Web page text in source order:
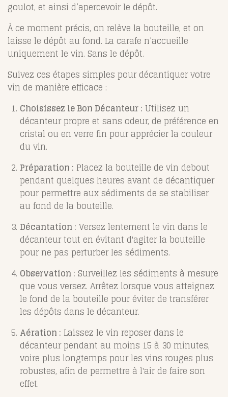
goulot, et ainsi d’apercevoir le dépôt.
À ce moment précis, on relève la bouteille, et on
laisse le dépôt au fond. La carafe n’accueille
uniquement le vin. Sans le dépôt.
Suivez ces étapes simples pour décantiquer votre
vin de manière efficace :
Choisissez le Bon Décanteur : Utilisez un
décanteur propre et sans odeur, de préférence en
cristal ou en verre fin pour apprécier la couleur
du vin.
Préparation : Placez la bouteille de vin debout
pendant quelques heures avant de décantiquer
pour permettre aux sédiments de se stabiliser
au fond de la bouteille.
Décantation : Versez lentement le vin dans le
décanteur tout en évitant d'agiter la bouteille
pour ne pas perturber les sédiments.
Observation : Surveillez les sédiments à mesure
que vous versez. Arrêtez lorsque vous atteignez
le fond de la bouteille pour éviter de transférer
les dépôts dans le décanteur.
Aération : Laissez le vin reposer dans le
décanteur pendant au moins 15 à 30 minutes,
voire plus longtemps pour les vins rouges plus
robustes, afin de permettre à l'air de faire son
effet.